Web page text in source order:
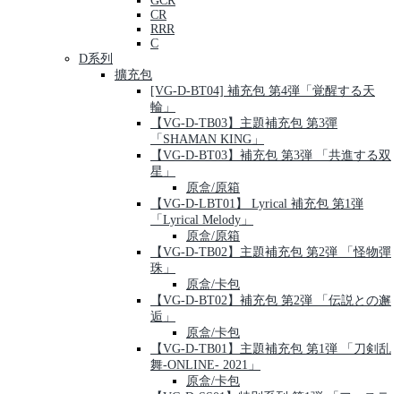
CR
RRR
C
D系列
擴充包
[VG-D-BT04] 補充包 第4弾「覚醒する天
輪」
【VG-D-TB03】主題補充包 第3彈
「SHAMAN KING」
【VG-D-BT03】補充包 第3弾 「共進する双
星」
原盒/原箱
【VG-D-LBT01】 Lyrical 補充包 第1弾
「Lyrical Melody」
原盒/原箱
【VG-D-TB02】主題補充包 第2弾 「怪物彈
珠」
原盒/卡包
【VG-D-BT02】補充包 第2弾 「伝説との邂
逅」
原盒/卡包
【VG-D-TB01】主題補充包 第1弾 「刀剣乱
舞-ONLINE- 2021」
原盒/卡包